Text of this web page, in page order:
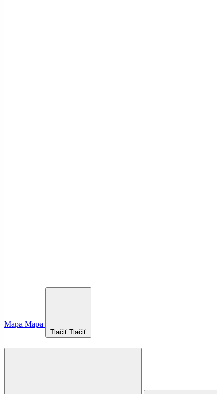
Mapa Mapa
Tlačiť Tlačiť